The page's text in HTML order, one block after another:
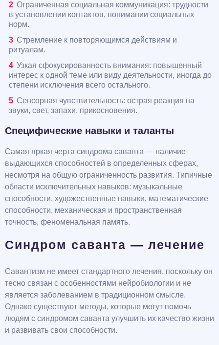
Ограниченная социальная коммуникация: трудности
в установлении контактов, понимании социальных
норм.
Стремление к повторяющимся действиям и
ритуалам.
Узкая сфокусированность внимания: повышенный
интерес к одной теме или виду деятельности, иногда до
степени исключения всего остального.
Сенсорная чувствительность: острая реакция на
звуки, свет, запахи, прикосновения.
Специфические навыки и таланты
Самая яркая черта синдрома саванта — наличие
выдающихся способностей в определенных сферах,
несмотря на общую ограниченность развития. Типичные
области исключительных навыков: музыкальные
способности, художественные навыки, математические
способности, механическая и пространственная
точность, феноменальная память.
Синдром саванта — лечение
Савантизм не имеет стандартного лечения, поскольку он
тесно связан с особенностями нейробиологии и не
является заболеванием в традиционном смысле.
Однако существуют методы, которые могут помочь
людям с синдромом саванта улучшить их качество жизни
и развивать свои способности.